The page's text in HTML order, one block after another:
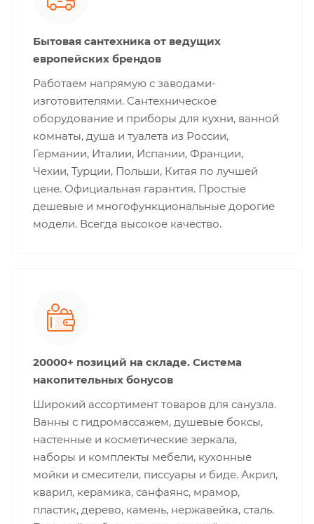
Бытовая сантехника от ведущих
европейских брендов
Работаем напрямую с заводами-
изготовителями. Сантехническое
оборудование и приборы для кухни, ванной
комнаты, душа и туалета из России,
Германии, Италии, Испании, Франции,
Чехии, Турции, Польши, Китая по лучшей
цене. Официальная гарантия. Простые
дешевые и многофункциональные дорогие
модели. Всегда высокое качество.
20000+ позиций на складе. Система
накопительных бонусов
Широкий ассортимент товаров для санузла.
Ванны с гидромассажем, душевые боксы,
настенные и косметические зеркала,
наборы и комплекты мебели, кухонные
мойки и смесители, писсуары и биде. Акрил,
кварил, керамика, санфаянс, мрамор,
пластик, дерево, камень, нержавейка, сталь.